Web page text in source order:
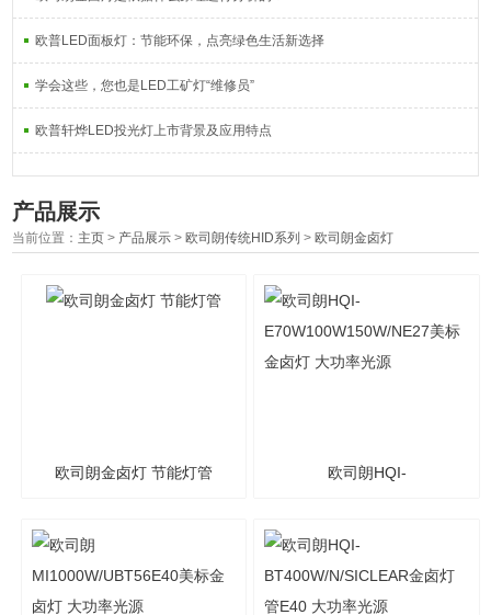
欧普LED面板灯：节能环保，点亮绿色生活新选择
学会这些，您也是LED工矿灯“维修员”
欧普轩烨LED投光灯上市背景及应用特点
产品展示
当前位置： 主页 > 产品展示 > 欧司朗传统HID系列 > 欧司朗金卤灯
欧司朗金卤灯 节能灯管 欧司朗HQI-
标金卤灯 大功率光源